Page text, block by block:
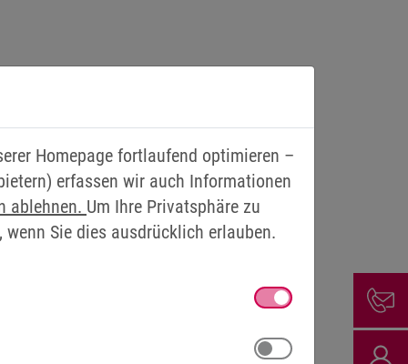
Homepage fortlaufend optimieren –
erfassen wir auch Informationen
ablehnen. Um Ihre Privatsphäre zu
Sie dies ausdrücklich erlauben.